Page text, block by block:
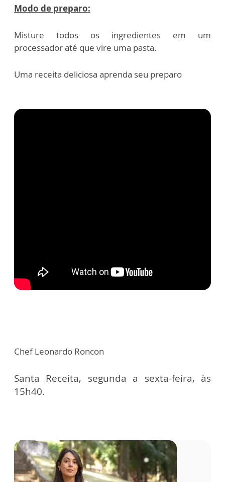
Modo de preparo:
Misture todos os ingredientes em um
processador até que vire uma pasta.
Uma receita deliciosa aprenda seu preparo
Chef Leonardo Roncon
Santa Receita, segunda a sexta-feira, às
15h40.